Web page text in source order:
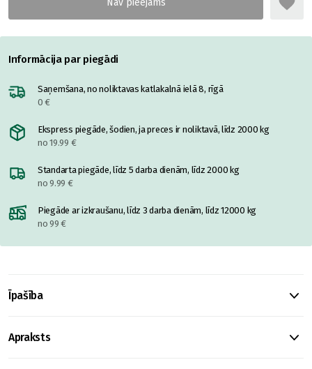
Informācija par piegādi
Saņemšana, no noliktavas katlakalnā ielā 8, rīgā
0 €
Ekspress piegāde, šodien, ja preces ir noliktavā, līdz 2000 kg
no 19.99 €
Standarta piegāde, līdz 5 darba dienām, līdz 2000 kg
no 9.99 €
Piegāde ar izkraušanu, līdz 3 darba dienām, līdz 12000 kg
no 99 €
Īpašība
Apraksts